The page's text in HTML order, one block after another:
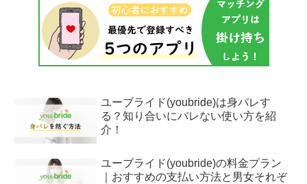
ユーブライド(youbride)は身バレす
る？知り合いにバレない使い方を紹
介！
ユーブライド(youbride)の料金プラン
｜おすすめの支払い方法と男女それぞ